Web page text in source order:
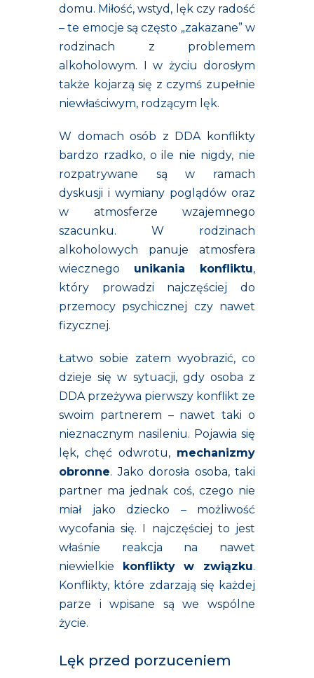
domu. Miłość, wstyd, lęk czy radość
– te emocje są często „zakazane” w
rodzinach z problemem
alkoholowym. I w życiu dorosłym
także kojarzą się z czymś zupełnie
niewłaściwym, rodzącym lęk.
W domach osób z DDA konflikty
bardzo rzadko, o ile nie nigdy, nie
rozpatrywane są w ramach
dyskusji i wymiany poglądów oraz
w atmosferze wzajemnego
szacunku. W rodzinach
alkoholowych panuje atmosfera
wiecznego unikania konfliktu,
który prowadzi najczęściej do
przemocy psychicznej czy nawet
fizycznej.
Łatwo sobie zatem wyobrazić, co
dzieje się w sytuacji, gdy osoba z
DDA przeżywa pierwszy konflikt ze
swoim partnerem – nawet taki o
nieznacznym nasileniu. Pojawia się
lęk, chęć odwrotu, mechanizmy
obronne. Jako dorosła osoba, taki
partner ma jednak coś, czego nie
miał jako dziecko – możliwość
wycofania się. I najczęściej to jest
właśnie reakcja na nawet
niewielkie konflikty w związku.
Konflikty, które zdarzają się każdej
parze i wpisane są we wspólne
życie.
Lęk przed porzuceniem